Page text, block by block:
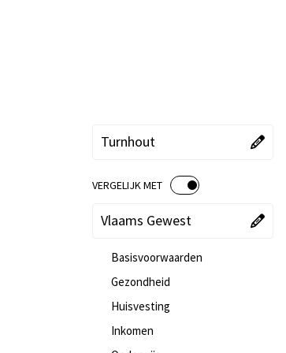
"Kies een gebied"
"Huidige gebied":
Turnhout
VERGELIJK MET AAN
UIT
"Kies een vergelijking"
"Huidige vergelijking":
Vlaams Gewest
Basisvoorwaarden
Gezondheid
Huisvesting
Inkomen